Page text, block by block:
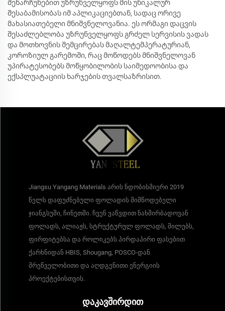
შენარჩუნებით უზრუნველყოფს მის უნიკალურ
შესაბამისობას იმ აპლიკაციებთან, სადაც ორივე
მახასიათებელი მნიშვნელოვანია. ეს ორმაგი დაცვის
შესაძლებლობა უზრუნველყოფს გრძელ სერვისის ვადას
და მოთხოვნის შემცირებას მაღალტემპერატურიან,
კოროზიულ გარემოში, რაც მოწოდებს მნიშვნელოვან
უპირატესობებს მოწყობილობის საიმედოობისა და
ექსპლუატაციის ხარჯების თვალსაზრისით.
Jiangsu Yangang Materials არის ნდობისმიერი 2019
წელს დაფუძნებული ფოლადის მიმწოდებელი
ჯიანგსუში, ჩინეთში. ჩვენ ვაწვდით ნახშირბადოვან
ფოლადს, ალიაჟს, სტრუქტურულ ფოლადს, მილებს,
ფირფიტებსა და როლიკებს პირდაპირი ფასებით
ქარხნიდან HBIS, Shougang, POSCO-დან
მრეწველობითი და აღდგენითი ენერგიის
პროექტებისთვის.
ᲓᲐᲙᲐᲕᲨᲘᲠᲓᲘᲗ